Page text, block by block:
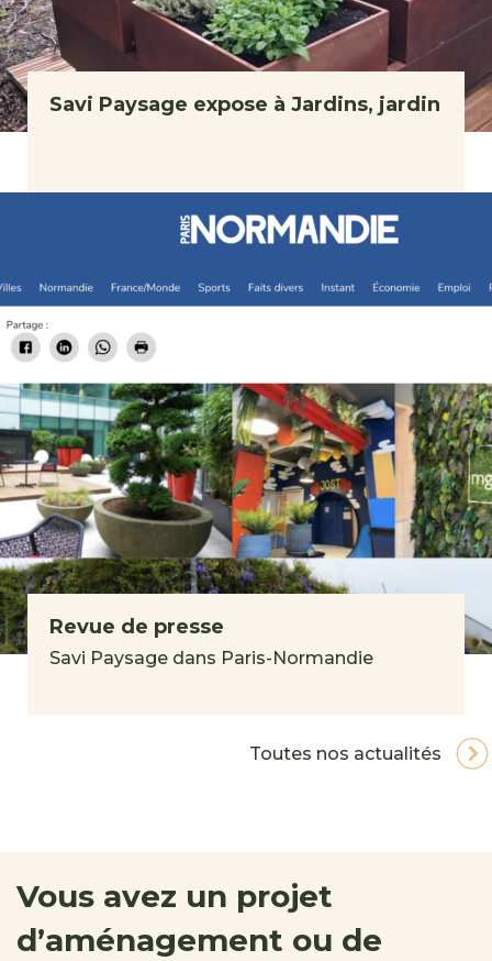
Savi Paysage expose à Jardins, jardin
Revue de presse
Savi Paysage dans Paris-Normandie
Toutes nos actualités
Vous avez un projet
d’aménagement ou de